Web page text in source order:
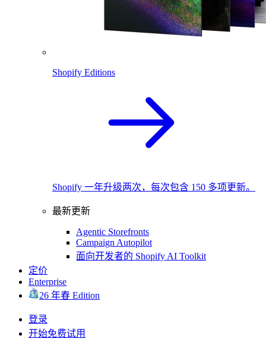
Shopify Editions
Shopify 一年升级两次，每次包含 150 多项更新。
最新更新
Agentic Storefronts
Campaign Autopilot
面向开发者的 Shopify AI Toolkit
定价
Enterprise
26 年春 Edition
登录
开始免费试用